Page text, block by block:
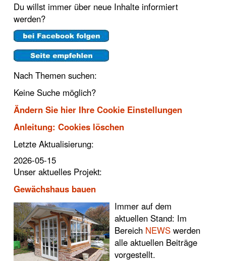
Du willst immer über neue Inhalte informiert
werden?
Nach Themen suchen:
Keine Suche möglich?
Ändern Sie hier Ihre Cookie Einstellungen
Anleitung: Cookies löschen
Letzte Aktualisierung:
2026-05-15
Unser aktuelles Projekt:
Gewächshaus bauen
Immer auf dem
aktuellen Stand: Im
Bereich NEWS werden
alle aktuellen Beiträge
vorgestellt.